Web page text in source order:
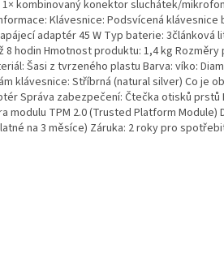
1× kombinovaný konektor sluchátek/
Klávesnice: Podsvícená klávesnice
adaptér 45 W Typ baterie: 3článková
8 hodin Hmotnost produktu: 1,4 kg Rozměry
Šasi z tvrzeného plastu Barva: víko:
klávesnice: Stříbrná (natural silver) Co je
Správa zabezpečení: Čtečka otisků prstů
modulu TPM 2.0 (Trusted Platform Module)
na 3 měsíce) Záruka: 2 roky pro